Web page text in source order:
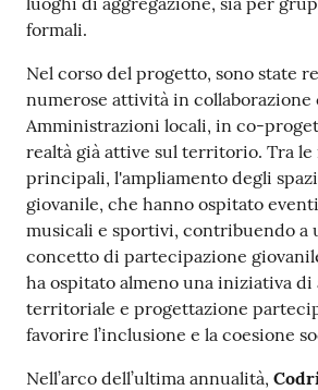
formali.
Nel corso del progetto, sono state
numerose attività in collaborazione
Amministrazioni locali, in co-
realtà già attive sul territorio. Tra
principali, l'ampliamento degli
giovanile, che hanno ospitato
musicali e sportivi, contribuendo a
concetto di partecipazione
ha ospitato almeno una iniziativa di
territoriale e progettazione
favorire l’inclusione e la coesione
Nell’arco dell’ultima annualità,